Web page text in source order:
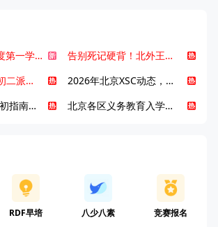
2024-2025学年度第一学期北京各区期末考试真题试卷汇总
告别死记硬背！北外王牌精读词汇课，帮孩子突破英语词汇难关
海淀各区域小升初二派全攻略合集！区域一至五志愿填报、升学策略详解
2026年北京XSC动态，持续更新中ing...
2026年海淀小升初指南，一文了解招生政策要点
北京各区义务教育入学咨询电话汇总，25年小升初家长提前收藏
RDF早培 八少八素 竞赛报名